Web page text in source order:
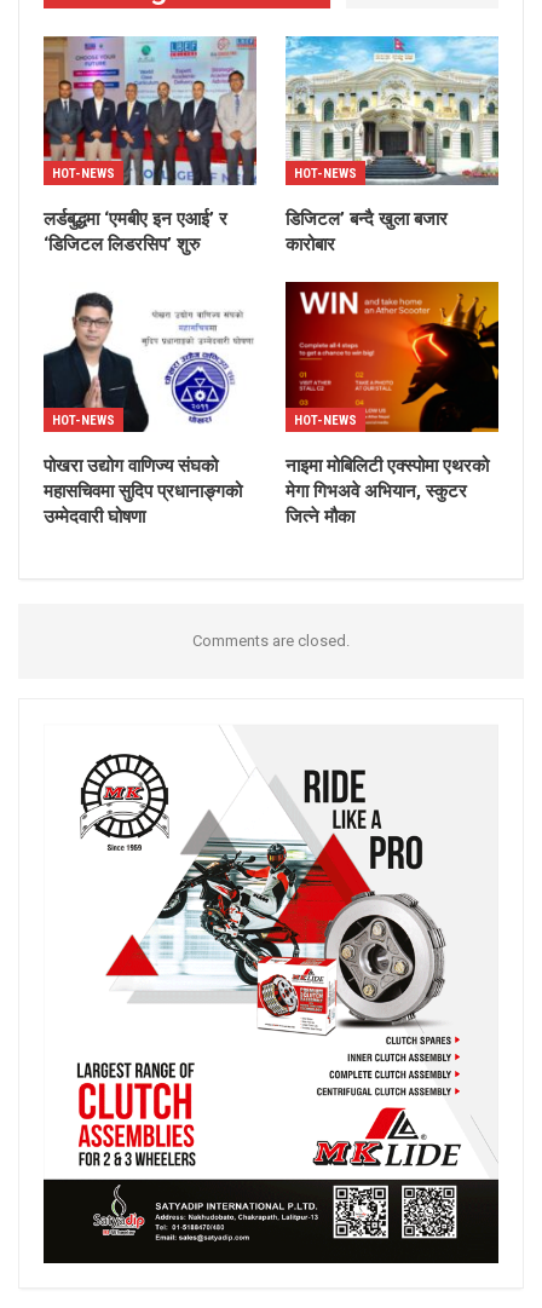
HOT-NEWS
लर्डबुद्धमा ‘एमबीए इन एआई’ र
‘डिजिटल लिडरसिप’ शुरु
HOT-NEWS
डिजिटल’ बन्दै खुला बजार
कारोबार
HOT-NEWS
पोखरा उद्योग वाणिज्य संघको
महासचिवमा सुदिप प्रधानाङ्गको
उम्मेदवारी घोषणा
HOT-NEWS
नाइमा मोबिलिटी एक्स्पोमा एथरको
मेगा गिभअवे अभियान, स्कुटर
जित्ने मौका
Comments are closed.